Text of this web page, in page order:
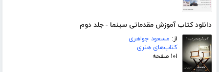
دانلود کتاب آموزش مقدماتی سینما - جلد دوم
از: مسعود جواهری
کتاب‌های هنری
۱۰۱ صفحه